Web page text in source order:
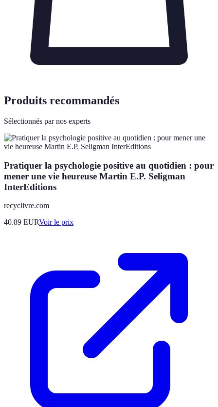
Produits recommandés
Sélectionnés par nos experts
Pratiquer la psychologie positive au quotidien : pour
mener une vie heureuse Martin E.P. Seligman
InterEditions
recyclivre.com
40.89 EURVoir le prix